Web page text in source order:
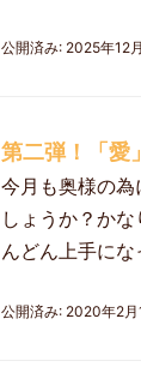
公開済み: 2025年12
第二弾！「愛
今月も奥様の
しょうか？か
んどん上手にな
公開済み: 2020年2月